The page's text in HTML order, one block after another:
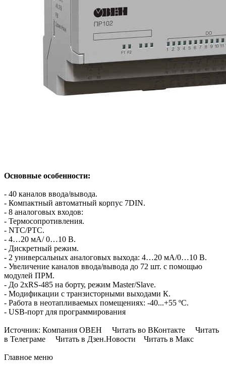
Основные особенности:
- 40 каналов ввода/вывода.
- Компактный автоматный корпус 7DIN.
- 8 аналоговых входов:
- Термосопротивления.
- NTC/PTC.
- 4…20 мА/ 0…10 В.
- Дискретный режим.
- 2 универсальных аналоговых выхода: 4…20 мА/0…10 В.
- Увеличение каналов ввода/вывода до 72 шт. с помощью
модулей ПРМ.
- До 2хRS-485 на борту, режим Master/Slave.
- Модификации с транзисторными выходами К.
- Работа в неотапливаемых помещениях: -40...+55 ºС.
- USB-порт для программирования
Источник: Компания ОВЕН Читать во ВКонтакте Читать
в Телеграме Читать в Дзен.Новости Читать в Макс
Главное меню